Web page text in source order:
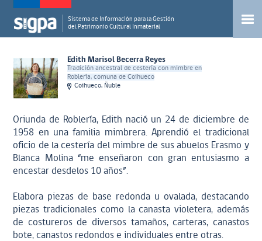
Sistema de Información para la Gestión
del Patrimonio Cultural Inmaterial
Edith Marisol Becerra Reyes
Tradición ancestral de cestería con mimbre en
Roblería, comuna de Coihueco
Coihueco, Ñuble
Oriunda de Roblería, Edith nació un 24 de diciembre de
1958 en una familia mimbrera. Aprendió el tradicional
oficio de la cestería del mimbre de sus abuelos Erasmo y
Blanca Molina “me enseñaron con gran entusiasmo a
encestar desdelos 10 años”.
Elabora piezas de base redonda u ovalada, destacando
piezas tradicionales como la canasta violetera, además
de costureros de diversos tamaños, carteras, canastos
bote, canastos redondos e individuales entre otras.